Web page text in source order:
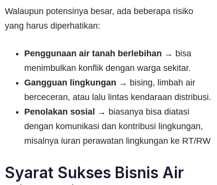
Walaupun potensinya besar, ada beberapa risiko
yang harus diperhatikan:
Penggunaan air tanah berlebihan → bisa
menimbulkan konflik dengan warga sekitar.
Gangguan lingkungan → bising, limbah air
berceceran, atau lalu lintas kendaraan distribusi.
Penolakan sosial
→ biasanya bisa diatasi
dengan komunikasi dan kontribusi lingkungan,
misalnya iuran perawatan lingkungan ke RT/RW
Syarat Sukses Bisnis Air